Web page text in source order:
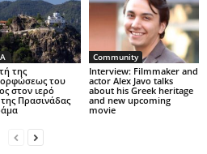
της
του
στον ιερό
Πρασινάδας
Community
Interview: Filmmaker and
actor Alex Javo talks
about his Greek heritage
and new upcoming
movie